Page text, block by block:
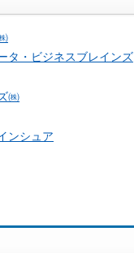
タ・ビジネスブレインズ
㈱
ンシュア